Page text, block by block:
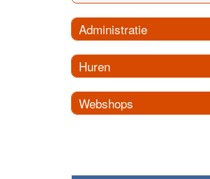
Administratie
Huren
Webshops